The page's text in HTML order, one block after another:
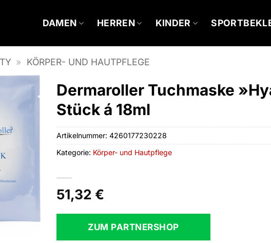
DAMEN HERREN KINDER
» KÖRPER- UND HAUTPFLEGE
Dermaroller Tuchmaske
Stück á 18ml
51,32 €
ZUM PARTNERSHOP
Artikelnummer: 4260177230228
Kategorie: Körper- und Hautpflege